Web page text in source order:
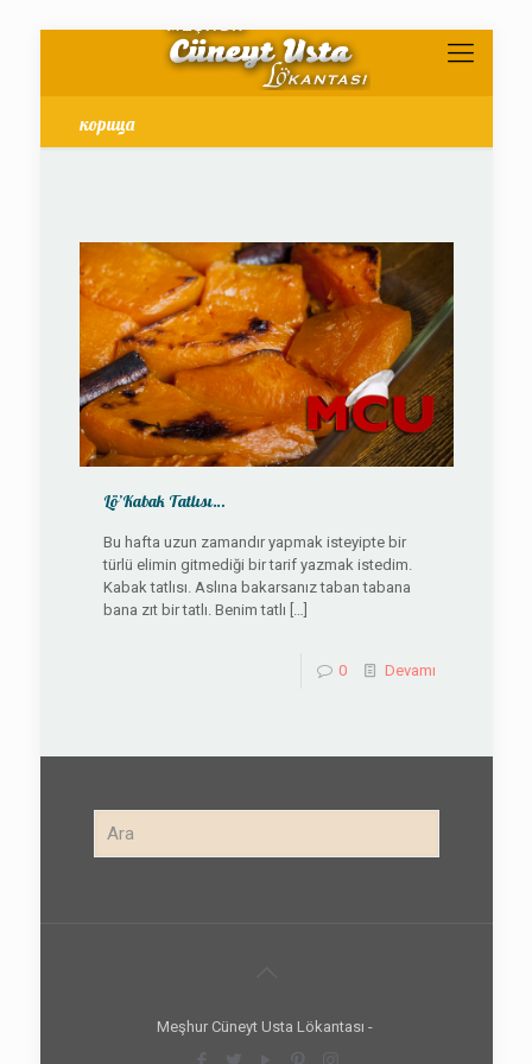
корица
Lö’Kabak Tatlısı…
Bu hafta uzun zamandır yapmak isteyipte bir
türlü elimin gitmediği bir tarif yazmak istedim.
Kabak tatlısı. Aslına bakarsanız taban tabana
bana zıt bir tatlı. Benim tatlı […]
0 Devamı
Meşhur Cüneyt Usta Lökantası -